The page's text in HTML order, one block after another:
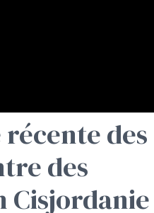
des
des
Cisjordanie